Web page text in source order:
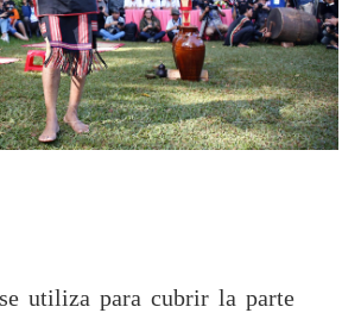
utiliza para cubrir la parte